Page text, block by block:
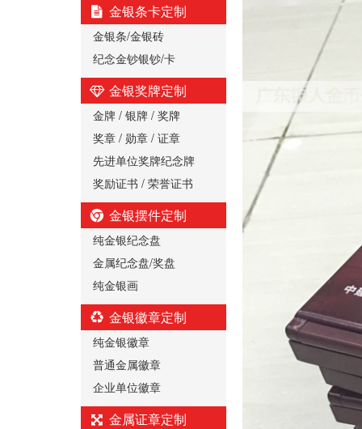
金银条卡定制
金银条/金银砖
纪念金钞银钞/卡
金银奖牌定制
金牌 / 银牌 / 奖牌
奖章 / 勋章 / 证章
先进单位奖牌纪念牌
奖励证书 / 荣誉证书
金银摆件定制
纯金银纪念盘
金属纪念盘/奖盘
纯金银画
金银徽章定制
纯金银徽章
普通金属徽章
企业单位徽章
金属证章定制